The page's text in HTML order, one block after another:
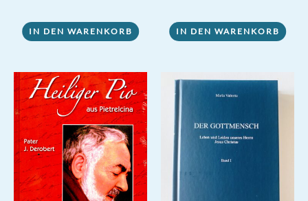
IN DEN WARENKORB IN DEN WARENKORB